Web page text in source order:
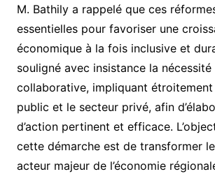
M. Bathily a rappelé que ces
essentielles pour favoriser une
économique à la fois inclusive et
souligné avec insistance la nécessité
collaborative, impliquant
public et le secteur privé, afin
d’action pertinent et efficace.
cette démarche est de transformer
acteur majeur de l’économie